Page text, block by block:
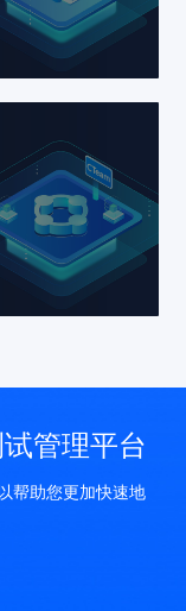
管理平台
帮助您更加快速地